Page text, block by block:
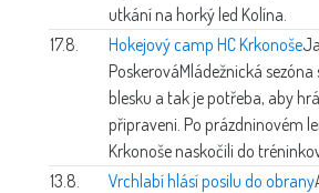
utkání na horký led Kolína.
17.8.
Hokejový camp HC Krkonoše
PoskerováMládežnická
blesku a tak je potřeba, aby
připraveni. Po prázdninovém
Krkonoše naskočili do
13.8.
Vrchlabí hlásí posilu do obrany